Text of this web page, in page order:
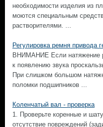
необходимости изделия из
моются специальным
растворителями. ...
Регулировка ремня привода
ВНИМАНИЕ Если натяжение
к появлению звука
При слишком большом
поломки подшипников ...
Коленчатый вал - проверка
1. Проверьте коренные и
отсутствие повреждений